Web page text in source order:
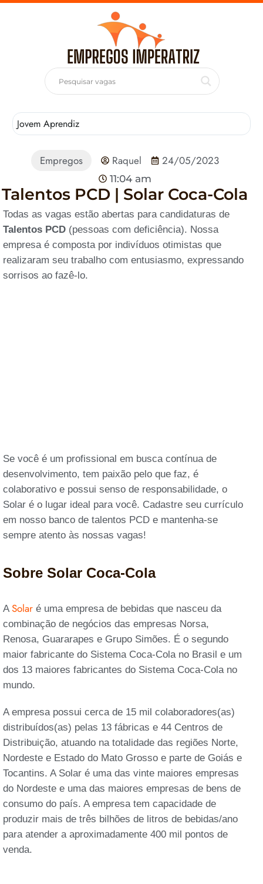
Jovem Aprendiz
Empregos Raquel 24/05/2023
11:04 am
Talentos PCD | Solar Coca-Cola
Todas as vagas estão abertas para candidaturas de
Talentos PCD (pessoas com deficiência). Nossa
empresa é composta por indivíduos otimistas que
realizaram seu trabalho com entusiasmo, expressando
sorrisos ao fazê-lo.
Se você é um profissional em busca contínua de
desenvolvimento, tem paixão pelo que faz, é
colaborativo e possui senso de responsabilidade, o
Solar é o lugar ideal para você. Cadastre seu currículo
em nosso banco de talentos PCD e mantenha-se
sempre atento às nossas vagas!
Sobre Solar Coca-Cola
A Solar é uma empresa de bebidas que nasceu da
combinação de negócios das empresas Norsa,
Renosa, Guararapes e Grupo Simões. É o segundo
maior fabricante do Sistema Coca-Cola no Brasil e um
dos 13 maiores fabricantes do Sistema Coca-Cola no
mundo.
A empresa possui cerca de 15 mil colaboradores(as)
distribuídos(as) pelas 13 fábricas e 44 Centros de
Distribuição, atuando na totalidade das regiões Norte,
Nordeste e Estado do Mato Grosso e parte de Goiás e
Tocantins. A Solar é uma das vinte maiores empresas
do Nordeste e uma das maiores empresas de bens de
consumo do país. A empresa tem capacidade de
produzir mais de três bilhões de litros de bebidas/ano
para atender a aproximadamente 400 mil pontos de
venda.